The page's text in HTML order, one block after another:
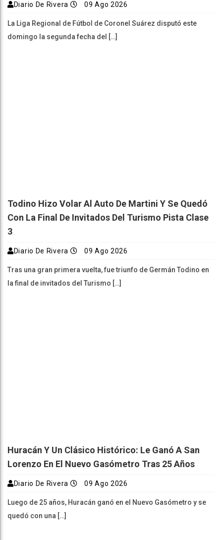
Diario De Rivera 09 Ago 2026
La Liga Regional de Fútbol de Coronel Suárez disputó este
domingo la segunda fecha del […]
Todino Hizo Volar Al Auto De Martini Y Se Quedó
Con La Final De Invitados Del Turismo Pista Clase
3
Diario De Rivera 09 Ago 2026
Tras una gran primera vuelta, fue triunfo de Germán Todino en
la final de invitados del Turismo […]
Huracán Y Un Clásico Histórico: Le Ganó A San
Lorenzo En El Nuevo Gasómetro Tras 25 Años
Diario De Rivera 09 Ago 2026
Luego de 25 años, Huracán ganó en el Nuevo Gasómetro y se
quedó con una […]